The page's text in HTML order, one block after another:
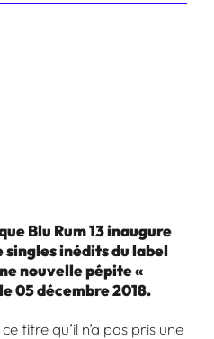
Blu Rum 13 inaugure
singles inédits du label
nouvelle pépite «
05 décembre 2018.
titre qu’il n’a pas pris une